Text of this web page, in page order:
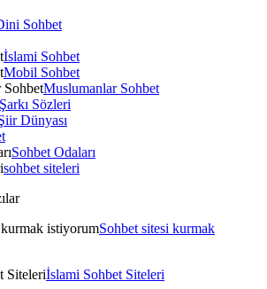
Sohbet
İslami Sohbet
Mobil Sohbet
Muslumanlar Sohbet
Şarkı Sözleri
Dünyası
Sohbet Odaları
sohbet siteleri
Sohbet sitesi kurmak
İslami Sohbet Siteleri